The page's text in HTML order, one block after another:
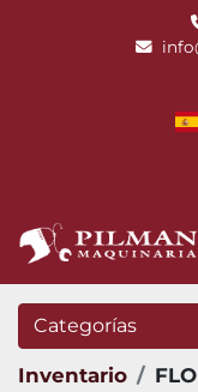
Categorías
Inventario